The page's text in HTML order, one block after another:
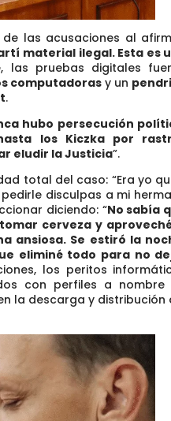
de las acusaciones al
material ilegal. Esta es
las pruebas digitales
computadorasy un
.
hubo persecución
los Kiczka por
eludir la Justicia”.
total del caso: “Era yo
disculpas a mi
diciendo: “No sabía
cerveza y
ansiosa. Se estiró la
eliminé todo para no
los peritos
con perfiles a nombre
la descarga y distribución